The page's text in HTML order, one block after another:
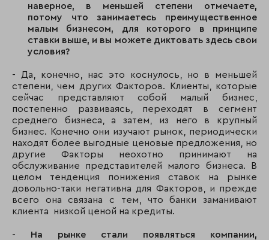
наверное, в меньшей степени отмечаете,
потому что занимаетесь преимущественное
малым бизнесом, для которого в принципе
ставки выше, и вы можете диктовать здесь свои
условия?
- Да, конечно, нас это коснулось, но в меньшей
степени, чем других Факторов. Клиенты, которые
сейчас представляют собой малый бизнес,
постепенно развиваясь, переходят в сегмент
среднего бизнеса, а затем, из него в крупный
бизнес. Конечно они изучают рынок, периодически
находят более выгодные ценовые предложения, но
другие Факторы неохотно принимают на
обслуживание представителей малого бизнеса. В
целом тенденция понижения ставок на рынке
довольно-таки негативна для Факторов, и прежде
всего она связана с тем, что банки заманивают
клиента низкой ценой на кредиты.
- На рынке стали появляться компании,